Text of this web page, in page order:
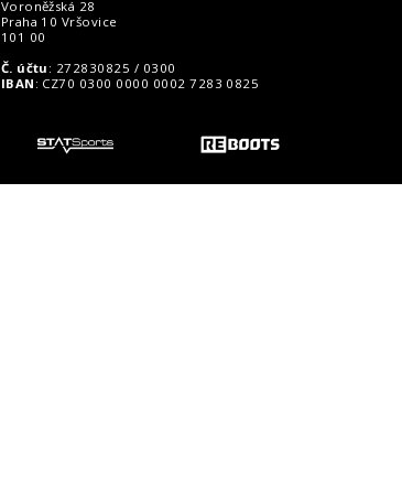
Voroněžská 28
Praha 10 Vršovice
101 00
Č. účtu : 272830825 / 0300
IBAN : CZ70 0300 0000 0002 7283 0825